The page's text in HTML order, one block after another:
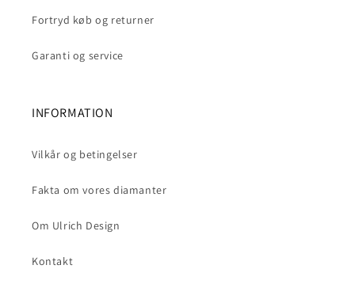
Fortryd køb og returner
Garanti og service
INFORMATION
Vilkår og betingelser
Fakta om vores diamanter
Om Ulrich Design
Kontakt